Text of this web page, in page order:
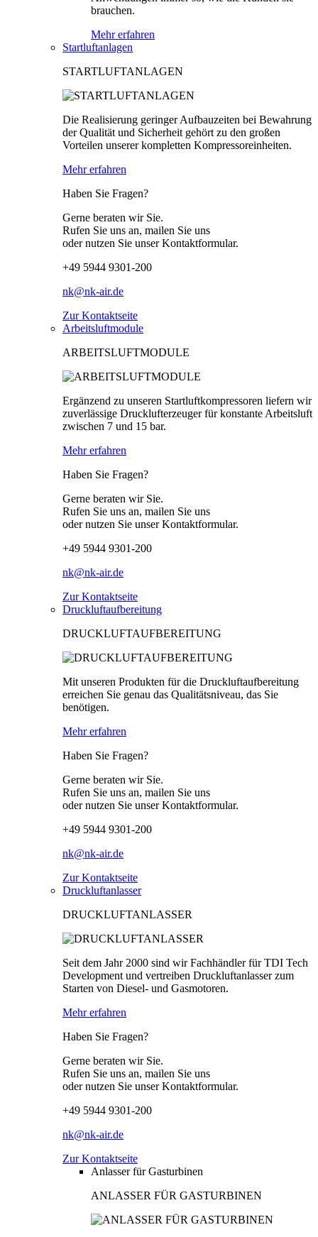
brauchen.
Mehr erfahren
Startluftanlagen
STARTLUFTANLAGEN
Die Realisierung geringer Aufbauzeiten bei Bewahrung
der Qualität und Sicherheit gehört zu den großen
Vorteilen unserer kompletten Kompressoreinheiten.
Mehr erfahren
Haben Sie Fragen?
Gerne beraten wir Sie.
Rufen Sie uns an, mailen Sie uns
oder nutzen Sie unser Kontaktformular.
+49 5944 9301-200
nk@nk-air.de
Zur Kontaktseite
Arbeitsluftmodule
ARBEITSLUFTMODULE
Ergänzend zu unseren Startluftkompressoren liefern wir
zuverlässige Drucklufterzeuger für konstante Arbeitsluft
zwischen 7 und 15 bar.
Mehr erfahren
Haben Sie Fragen?
Gerne beraten wir Sie.
Rufen Sie uns an, mailen Sie uns
oder nutzen Sie unser Kontaktformular.
+49 5944 9301-200
nk@nk-air.de
Zur Kontaktseite
Druckluftaufbereitung
DRUCKLUFTAUFBEREITUNG
Mit unseren Produkten für die Druckluftaufbereitung
erreichen Sie genau das Qualitätsniveau, das Sie
benötigen.
Mehr erfahren
Haben Sie Fragen?
Gerne beraten wir Sie.
Rufen Sie uns an, mailen Sie uns
oder nutzen Sie unser Kontaktformular.
+49 5944 9301-200
nk@nk-air.de
Zur Kontaktseite
Druckluftanlasser
DRUCKLUFTANLASSER
Seit dem Jahr 2000 sind wir Fachhändler für TDI Tech
Development und vertreiben Druckluftanlasser zum
Starten von Diesel- und Gasmotoren.
Mehr erfahren
Haben Sie Fragen?
Gerne beraten wir Sie.
Rufen Sie uns an, mailen Sie uns
oder nutzen Sie unser Kontaktformular.
+49 5944 9301-200
nk@nk-air.de
Zur Kontaktseite
Anlasser für Gasturbinen
ANLASSER FÜR GASTURBINEN